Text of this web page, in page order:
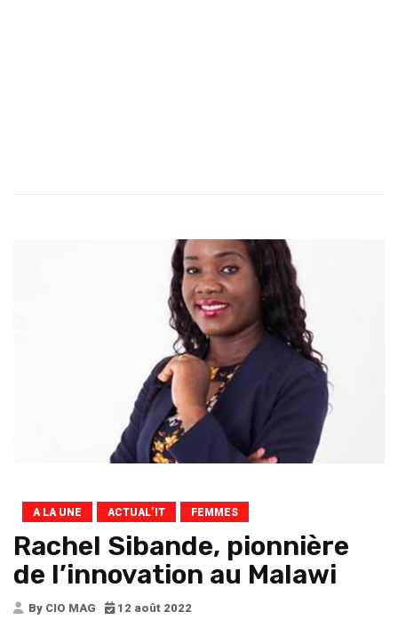
A LA UNE ACTUAL’IT FEMMES
Rachel Sibande, pionnière
de l’innovation au Malawi
By CIO MAG
12 août 2022